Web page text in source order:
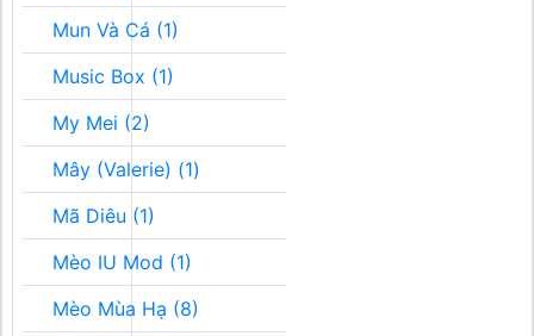
Mun Và Cá (1)
Music Box (1)
My Mei (2)
Mây (Valerie) (1)
Mã Diêu (1)
Mèo IU Mod (1)
Mèo Mùa Hạ (8)